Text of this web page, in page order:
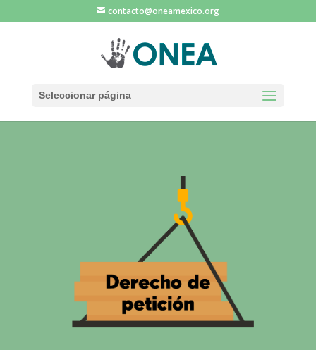
contacto@oneamexico.org
Seleccionar página